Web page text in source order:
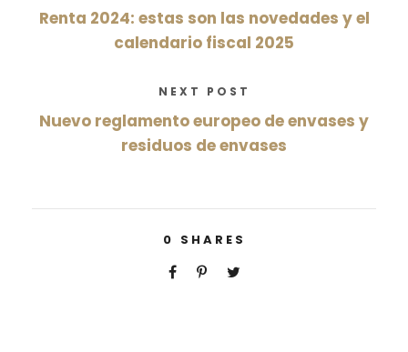
Renta 2024: estas son las novedades y el
calendario fiscal 2025
NEXT POST
Nuevo reglamento europeo de envases y
residuos de envases
0 SHARES